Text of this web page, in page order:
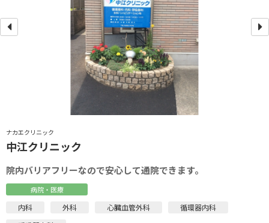
ナカエクリニック
中江クリニック
院内バリアフリーなので安心して通院できます。
病院・医療
内科 外科 心臓血管外科
循環器内科